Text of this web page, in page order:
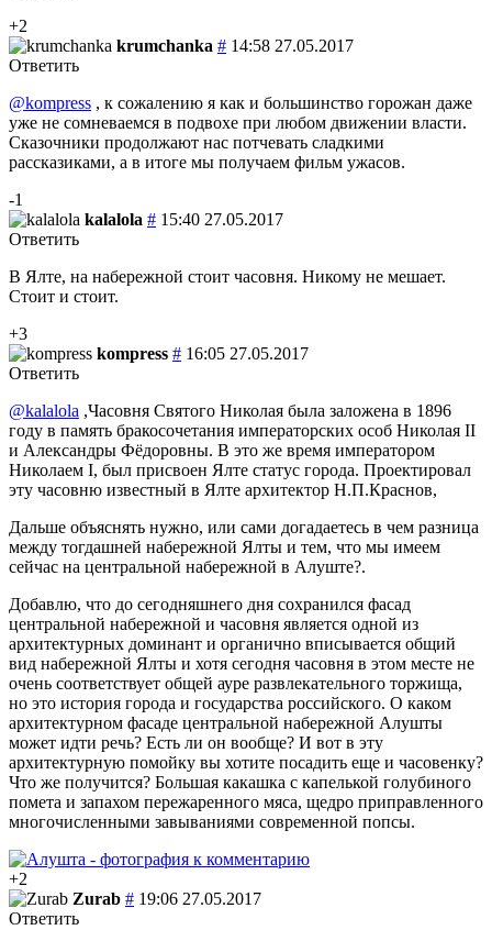
+2
krumchanka # 14:58 27.05.2017
Ответить
@kompress , к сожалению я как и большинство горожан даже
уже не сомневаемся в подвохе при любом движении власти.
Сказочники продолжают нас потчевать сладкими
рассказиками, а в итоге мы получаем фильм ужасов.
-1
kalalola # 15:40 27.05.2017
Ответить
В Ялте, на набережной стоит часовня. Никому не мешает.
Стоит и стоит.
+3
kompress # 16:05 27.05.2017
Ответить
@kalalola ,Часовня Святого Николая была заложена в 1896
году в память бракосочетания императорских особ Николая II
и Александры Фёдоровны. В это же время императором
Николаем I, был присвоен Ялте статус города. Проектировал
эту часовню известный в Ялте архитектор Н.П.Краснов,
Дальше объяснять нужно, или сами догадаетесь в чем разница
между тогдашней набережной Ялты и тем, что мы имеем
сейчас на центральной набережной в Алуште?.
Добавлю, что до сегодняшнего дня сохранился фасад
центральной набережной и часовня является одной из
архитектурных доминант и органично вписывается общий
вид набережной Ялты и хотя сегодня часовня в этом месте не
очень соответствует общей ауре развлекательного торжища,
но это история города и государства российского. О каком
архитектурном фасаде центральной набережной Алушты
может идти речь? Есть ли он вообще? И вот в эту
архитектурную помойку вы хотите посадить еще и часовенку?
Что же получится? Большая какашка с капелькой голубиного
помета и запахом пережаренного мяса, щедро приправленного
многочисленными завываниями современной попсы.
+2
Zurab # 19:06 27.05.2017
Ответить